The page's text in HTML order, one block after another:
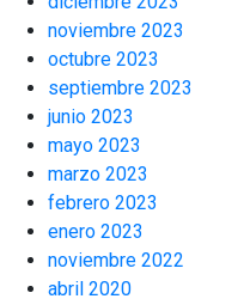
noviembre 2023
octubre 2023
septiembre 2023
junio 2023
mayo 2023
marzo 2023
febrero 2023
enero 2023
noviembre 2022
abril 2020